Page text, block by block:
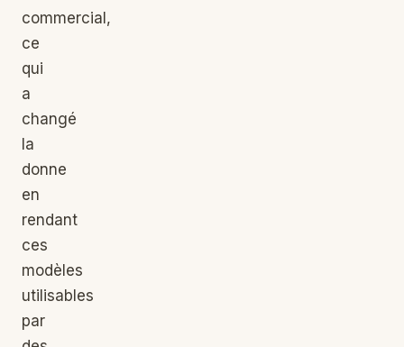
commercial,
ce
qui
a
changé
la
donne
en
rendant
ces
modèles
utilisables
par